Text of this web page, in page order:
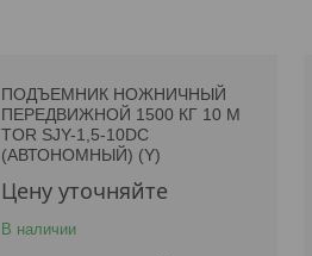
ПОДЪЕМНИК НОЖНИЧНЫЙ
ПЕРЕДВИЖНОЙ 1500 КГ 10 М
TOR SJY-1,5-10DC
(АВТОНОМНЫЙ) (Y)
Цену уточняйте
В наличии